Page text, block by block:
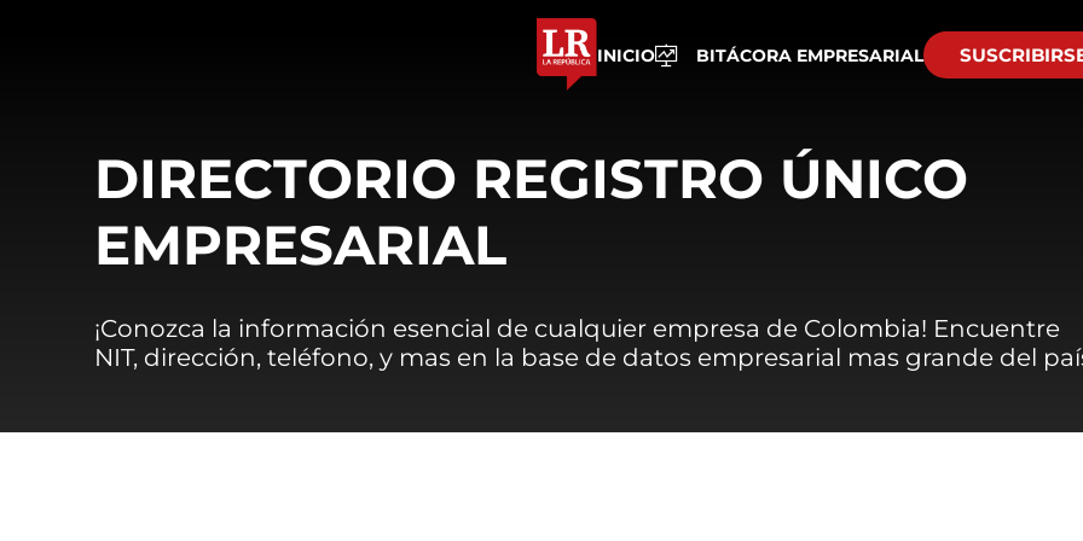
INICIO BITÁCORA EMPRESARIAL
DIRECTORIO REGISTRO ÚNICO
EMPRESARIAL
¡Conozca la información esencial de cualquier empresa de Colombia! Encuentre
NIT, dirección, teléfono, y mas en la base de datos empresarial mas grande del